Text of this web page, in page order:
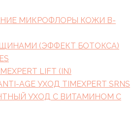
МИКРОФЛОРЫ КОЖИ B-
(ЭФФЕКТ БОТОКСА)
LIFT (IN)
AGE УХОД TIMEXPERT SRNS
УХОД С ВИТАМИНОМ C